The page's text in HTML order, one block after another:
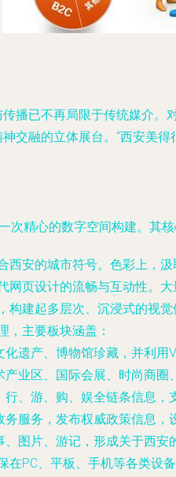
播已不再局限于传统媒介
交融的立体展台。“西安美
次精心的数字空间构建。其
西安的城市符号。色彩上，
网页设计的流畅与互动性。
建起多层次、沉浸式的视
，主要板块涵盖：
遗产、博物馆珍藏，并利用
业区、国际会展、时尚商
、游、购、娱全链条信息
服务，发布权威政策信息，
图片、游记，形成关于西安
在PC、平板、手机等各类